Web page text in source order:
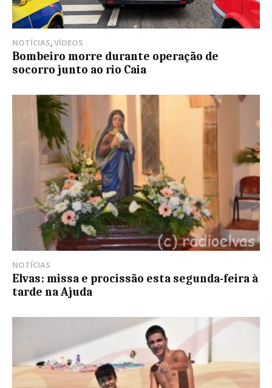
NOTÍCIAS,VÍDEOS
Bombeiro morre durante operação de
socorro junto ao rio Caia
NOTÍCIAS
Elvas: missa e procissão esta segunda-feira à
tarde na Ajuda